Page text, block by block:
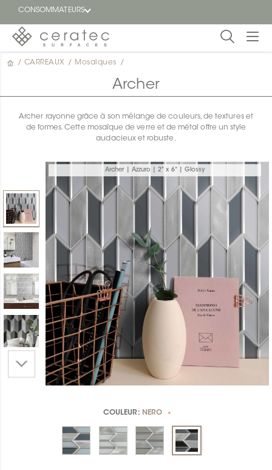
CONSOMMATEURS
En
Trouver
/ CARREAUX / Mosaïques /
Archer
Archer rayonne grâce à son mélange de couleurs, de textures et
de formes. Cette mosaïque de verre et de métal offre un style
audacieux et robuste.
Archer | Azzuro | 2" x 6" | Glossy
COULEUR: NERO *